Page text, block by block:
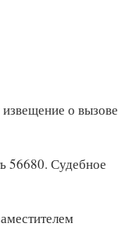
о вызове
56680. Судебное